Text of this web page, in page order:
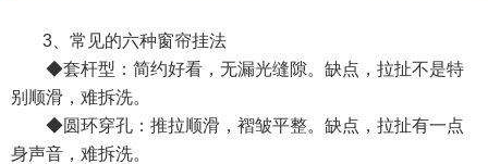
3 、常见的六种窗帘挂法
◆套杆型：简约好看，无漏光缝隙。缺点，拉扯不是特
别顺滑，难拆洗。
◆圆环穿孔：推拉顺滑，褶皱平整。缺点，拉扯有一点
身声音，难拆洗。